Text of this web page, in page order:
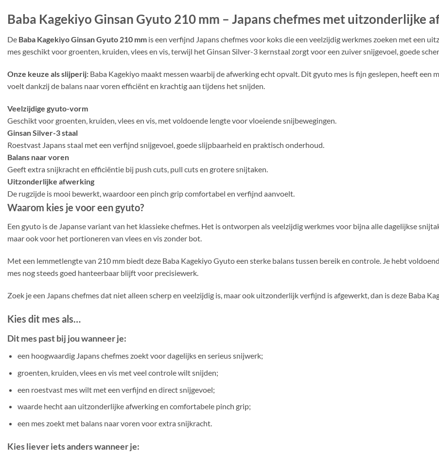
Baba Kagekiyo Ginsan Gyuto 210 mm – Japans chefmes met uitzonderlijke
De Baba Kagekiyo Ginsan Gyuto 210 mm is een verfijnd Japans chefmes voor koks die een veelzijdig werkmes zoeken met een
mes geschikt voor groenten, kruiden, vlees en vis, terwijl het Ginsan Silver-3 kernstaal zorgt voor een zuiver snijgevoel, goede
Onze keuze als slijperij: Baba Kagekiyo maakt messen waarbij de afwerking echt opvalt. Dit gyuto mes is fijn geslepen, heeft
voelt dankzij de balans naar voren efficiënt en krachtig aan tijdens het snijden.
Veelzijdige gyuto-vorm
Geschikt voor groenten, kruiden, vlees en vis, met voldoende lengte voor vloeiende snijbewegingen.
Ginsan Silver-3 staal
Roestvast Japans staal met een verfijnd snijgevoel, goede slijpbaarheid en praktisch onderhoud.
Balans naar voren
Geeft extra snijkracht en efficiëntie bij push cuts, pull cuts en grotere snijtaken.
Uitzonderlijke afwerking
De rugzijde is mooi bewerkt, waardoor een pinch grip comfortabel en verfijnd aanvoelt.
Waarom kies je voor een gyuto?
Een gyuto is de Japanse variant van het klassieke chefmes. Het is ontworpen als veelzijdig werkmes voor bijna alle dagelijkse
maar ook voor het portioneren van vlees en vis zonder bot.
Met een lemmetlengte van 210 mm biedt deze Baba Kagekiyo Gyuto een sterke balans tussen bereik en controle. Je hebt
mes nog steeds goed hanteerbaar blijft voor precisiewerk.
Zoek je een Japans chefmes dat niet alleen scherp en veelzijdig is, maar ook uitzonderlijk verfijnd is afgewerkt, dan is deze Baba
Kies dit mes als…
Dit mes past bij jou wanneer je:
een hoogwaardig Japans chefmes zoekt voor dagelijks en serieus snijwerk;
groenten, kruiden, vlees en vis met veel controle wilt snijden;
een roestvast mes wilt met een verfijnd en direct snijgevoel;
waarde hecht aan uitzonderlijke afwerking en comfortabele pinch grip;
een mes zoekt met balans naar voren voor extra snijkracht.
Kies liever iets anders wanneer je: